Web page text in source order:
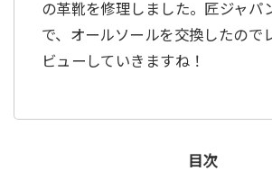
の革靴を修理しました。匠ジャパ
で、オールソールを交換したので
ビューしていきますね！
目次